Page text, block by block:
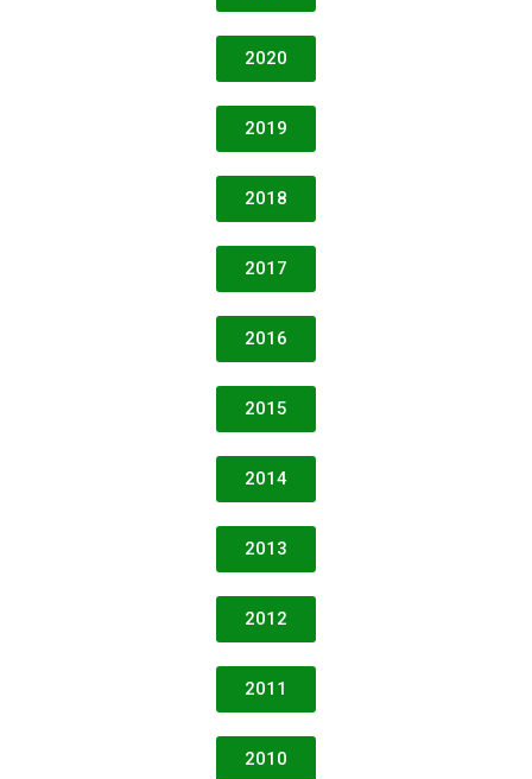
2020
2019
2018
2017
2016
2015
2014
2013
2012
2011
2010